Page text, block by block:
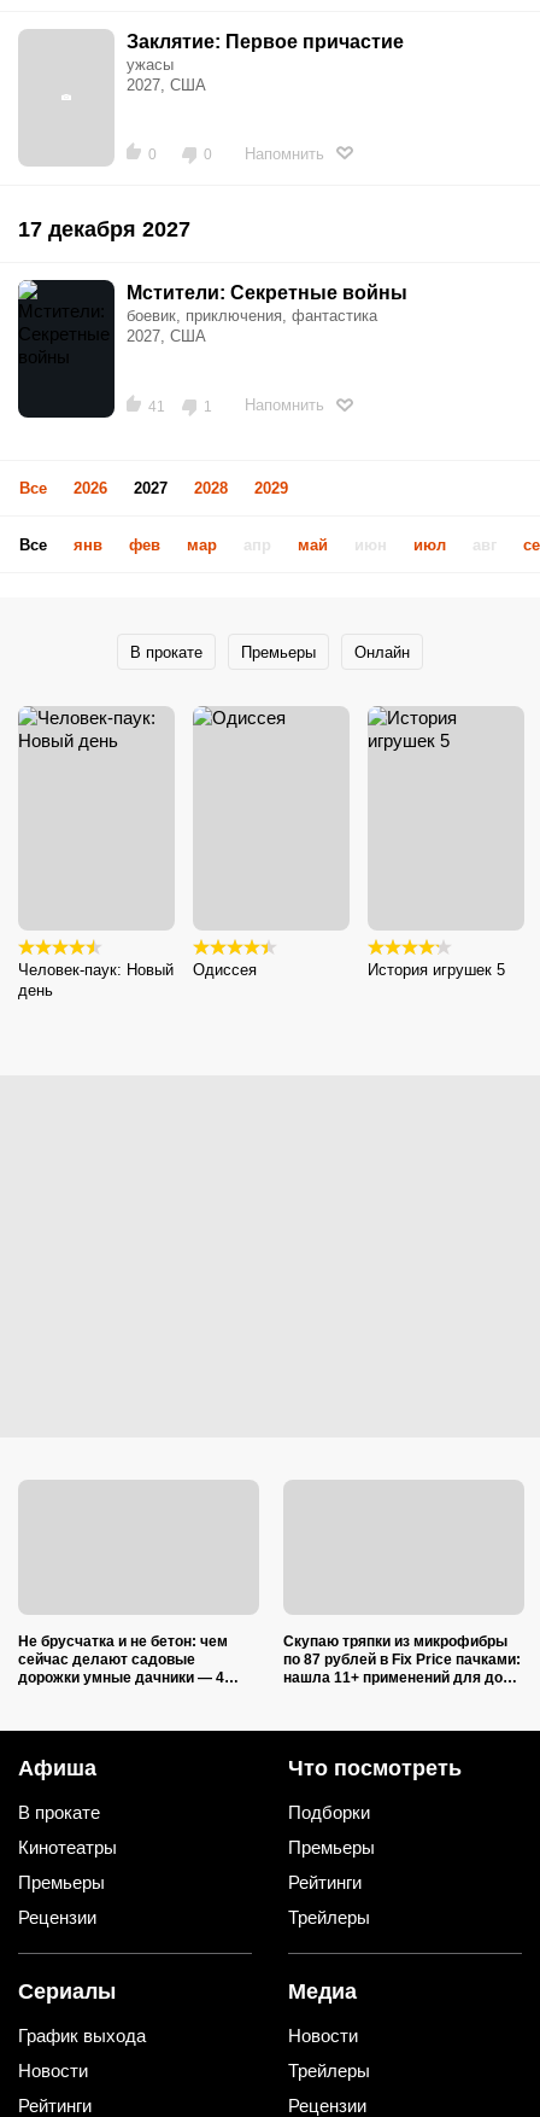
Заклятие: Первое причастие
ужасы
2027, США
0 0 Напомнить
17 декабря 2027
Мстители: Секретные войны
боевик, приключения, фантастика
2027, США
41 1 Напомнить
Все 2026 2027 2028 2029
Все янв фев мар апр май июн июл авг
В прокате Премьеры Онлайн
Человек-паук: Новый
день
Одиссея История игрушек 5
Не брусчатка и не бетон: чем
сейчас делают садовые
дорожки умные дачники — 4
Скупаю тряпки из микрофибры
по 87 рублей в Fix Price пачками:
нашла 11+ применений для дома
Афиша
В прокате
Кинотеатры
Премьеры
Рецензии
Что посмотреть
Подборки
Премьеры
Рейтинги
Трейлеры
Сериалы
График выхода
Новости
Рейтинги
Медиа
Новости
Трейлеры
Рецензии